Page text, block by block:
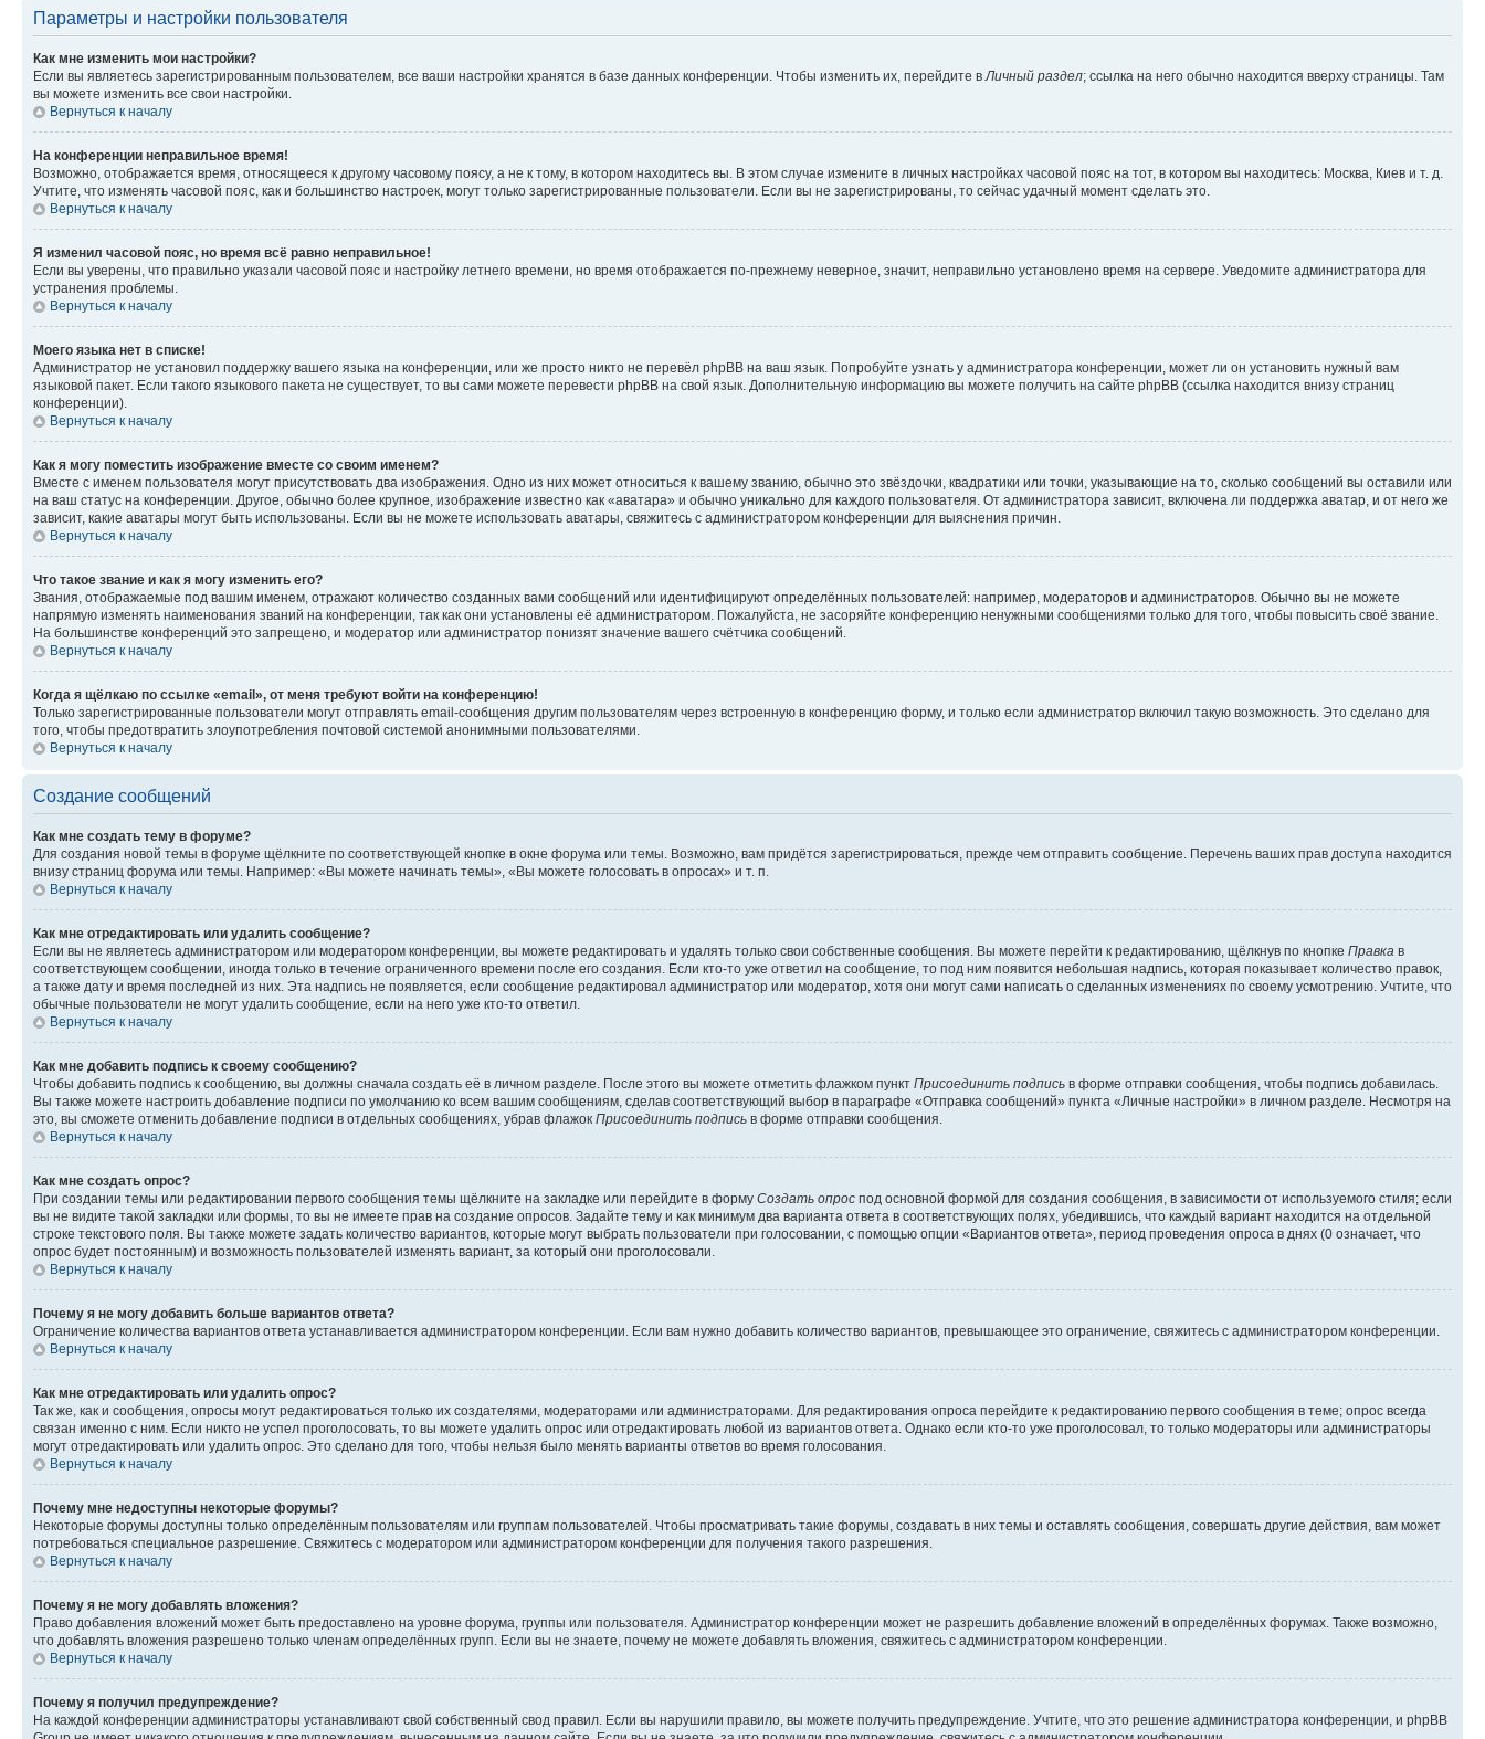
Параметры и настройки пользователя
Как мне изменить мои настройки?
Если вы являетесь зарегистрированным пользователем, все ваши настройки хранятся в базе данных конференции. Чтобы изменить их, перейдите в Личный раздел; ссылка на него обычно находится вверху страницы. Там
вы можете изменить все свои настройки.
Вернуться к началу
На конференции неправильное время!
Возможно, отображается время, относящееся к другому часовому поясу, а не к тому, в котором находитесь вы. В этом случае измените в личных настройках часовой пояс на тот, в котором вы находитесь: Москва, Киев и т. д.
Учтите, что изменять часовой пояс, как и большинство настроек, могут только зарегистрированные пользователи. Если вы не зарегистрированы, то сейчас удачный момент сделать это.
Вернуться к началу
Я изменил часовой пояс, но время всё равно неправильное!
Если вы уверены, что правильно указали часовой пояс и настройку летнего времени, но время отображается по-прежнему неверное, значит, неправильно установлено время на сервере. Уведомите администратора для
устранения проблемы.
Вернуться к началу
Моего языка нет в списке!
Администратор не установил поддержку вашего языка на конференции, или же просто никто не перевёл phpBB на ваш язык. Попробуйте узнать у администратора конференции, может ли он установить нужный вам
языковой пакет. Если такого языкового пакета не существует, то вы сами можете перевести phpBB на свой язык. Дополнительную информацию вы можете получить на сайте phpBB (ссылка находится внизу страниц
конференции).
Вернуться к началу
Как я могу поместить изображение вместе со своим именем?
Вместе с именем пользователя могут присутствовать два изображения. Одно из них может относиться к вашему званию, обычно это звёздочки, квадратики или точки, указывающие на то, сколько сообщений вы оставили или
на ваш статус на конференции. Другое, обычно более крупное, изображение известно как «аватара» и обычно уникально для каждого пользователя. От администратора зависит, включена ли поддержка аватар, и от него же
зависит, какие аватары могут быть использованы. Если вы не можете использовать аватары, свяжитесь с администратором конференции для выяснения причин.
Вернуться к началу
Что такое звание и как я могу изменить его?
Звания, отображаемые под вашим именем, отражают количество созданных вами сообщений или идентифицируют определённых пользователей: например, модераторов и администраторов. Обычно вы не можете
напрямую изменять наименования званий на конференции, так как они установлены её администратором. Пожалуйста, не засоряйте конференцию ненужными сообщениями только для того, чтобы повысить своё звание.
На большинстве конференций это запрещено, и модератор или администратор понизят значение вашего счётчика сообщений.
Вернуться к началу
Когда я щёлкаю по ссылке «email», от меня требуют войти на конференцию!
Только зарегистрированные пользователи могут отправлять email-сообщения другим пользователям через встроенную в конференцию форму, и только если администратор включил такую возможность. Это сделано для
того, чтобы предотвратить злоупотребления почтовой системой анонимными пользователями.
Вернуться к началу
Создание сообщений
Как мне создать тему в форуме?
Для создания новой темы в форуме щёлкните по соответствующей кнопке в окне форума или темы. Возможно, вам придётся зарегистрироваться, прежде чем отправить сообщение. Перечень ваших прав доступа находится
внизу страниц форума или темы. Например: «Вы можете начинать темы», «Вы можете голосовать в опросах» и т. п.
Вернуться к началу
Как мне отредактировать или удалить сообщение?
Если вы не являетесь администратором или модератором конференции, вы можете редактировать и удалять только свои собственные сообщения. Вы можете перейти к редактированию, щёлкнув по кнопке Правка в
соответствующем сообщении, иногда только в течение ограниченного времени после его создания. Если кто-то уже ответил на сообщение, то под ним появится небольшая надпись, которая показывает количество правок,
а также дату и время последней из них. Эта надпись не появляется, если сообщение редактировал администратор или модератор, хотя они могут сами написать о сделанных изменениях по своему усмотрению. Учтите, что
обычные пользователи не могут удалить сообщение, если на него уже кто-то ответил.
Вернуться к началу
Как мне добавить подпись к своему сообщению?
Чтобы добавить подпись к сообщению, вы должны сначала создать её в личном разделе. После этого вы можете отметить флажком пункт Присоединить подпись в форме отправки сообщения, чтобы подпись добавилась.
Вы также можете настроить добавление подписи по умолчанию ко всем вашим сообщениям, сделав соответствующий выбор в параграфе «Отправка сообщений» пункта «Личные настройки» в личном разделе. Несмотря на
это, вы сможете отменить добавление подписи в отдельных сообщениях, убрав флажок Присоединить подпись в форме отправки сообщения.
Вернуться к началу
Как мне создать опрос?
При создании темы или редактировании первого сообщения темы щёлкните на закладке или перейдите в форму Создать опрос под основной формой для создания сообщения, в зависимости от используемого стиля; если
вы не видите такой закладки или формы, то вы не имеете прав на создание опросов. Задайте тему и как минимум два варианта ответа в соответствующих полях, убедившись, что каждый вариант находится на отдельной
строке текстового поля. Вы также можете задать количество вариантов, которые могут выбрать пользователи при голосовании, с помощью опции «Вариантов ответа», период проведения опроса в днях (0 означает, что
опрос будет постоянным) и возможность пользователей изменять вариант, за который они проголосовали.
Вернуться к началу
Почему я не могу добавить больше вариантов ответа?
Ограничение количества вариантов ответа устанавливается администратором конференции. Если вам нужно добавить количество вариантов, превышающее это ограничение, свяжитесь с администратором конференции.
Вернуться к началу
Как мне отредактировать или удалить опрос?
Так же, как и сообщения, опросы могут редактироваться только их создателями, модераторами или администраторами. Для редактирования опроса перейдите к редактированию первого сообщения в теме; опрос всегда
связан именно с ним. Если никто не успел проголосовать, то вы можете удалить опрос или отредактировать любой из вариантов ответа. Однако если кто-то уже проголосовал, то только модераторы или администраторы
могут отредактировать или удалить опрос. Это сделано для того, чтобы нельзя было менять варианты ответов во время голосования.
Вернуться к началу
Почему мне недоступны некоторые форумы?
Некоторые форумы доступны только определённым пользователям или группам пользователей. Чтобы просматривать такие форумы, создавать в них темы и оставлять сообщения, совершать другие действия, вам может
потребоваться специальное разрешение. Свяжитесь с модератором или администратором конференции для получения такого разрешения.
Вернуться к началу
Почему я не могу добавлять вложения?
Право добавления вложений может быть предоставлено на уровне форума, группы или пользователя. Администратор конференции может не разрешить добавление вложений в определённых форумах. Также возможно,
что добавлять вложения разрешено только членам определённых групп. Если вы не знаете, почему не можете добавлять вложения, свяжитесь с администратором конференции.
Вернуться к началу
Почему я получил предупреждение?
На каждой конференции администраторы устанавливают свой собственный свод правил. Если вы нарушили правило, вы можете получить предупреждение. Учтите, что это решение администратора конференции, и phpBB